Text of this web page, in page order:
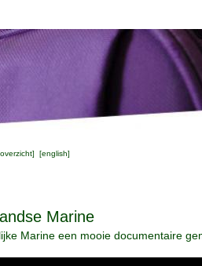
overzicht] [english]
Marine
Marine een mooie documentaire